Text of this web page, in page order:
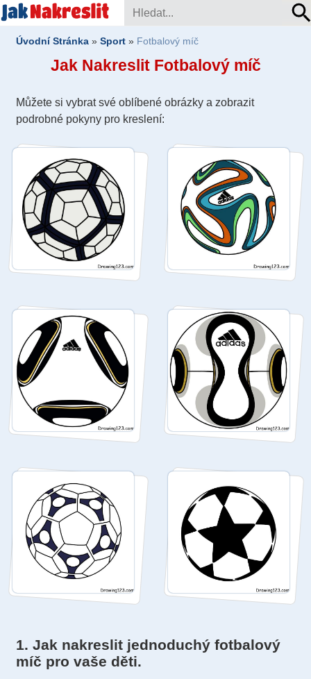
Úvodní Stránka »Sport » Fotbalový míč
Jak Nakreslit Fotbalový míč
Můžete si vybrat své oblíbené obrázky a zobrazit
podrobné pokyny pro kreslení:
1. Jak nakreslit jednoduchý fotbalový
míč pro vaše děti.